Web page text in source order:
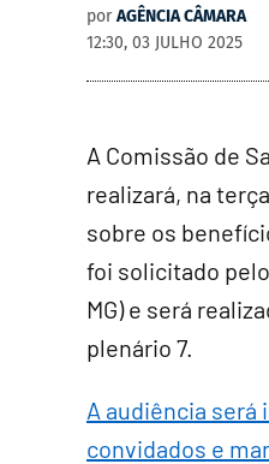
por AGÊNCIA CÂMARA
12:30, 03 JULHO 2025
A Comissão de
realizará, na
sobre os
foi solicitado
MG) e será
plenário 7.
A audiência será
convidados e